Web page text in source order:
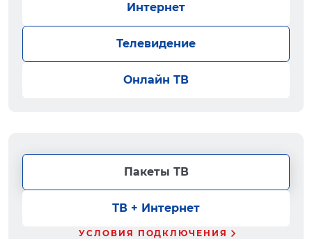
Интернет
Телевидение
Онлайн ТВ
Пакеты ТВ
ТВ + Интернет
УСЛОВИЯ ПОДКЛЮЧЕНИЯ